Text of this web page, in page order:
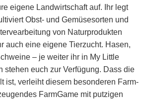
eigene Landwirtschaft auf. Ihr legt
Obst- und Gemüsesorten und
von Naturprodukten
auch eine eigene Tierzucht. Hasen,
– je weiter ihr in My Little
stehen euch zur Verfügung. Dass die
ist, verleiht diesem besonderen Farm-
FarmGame mit putzigen